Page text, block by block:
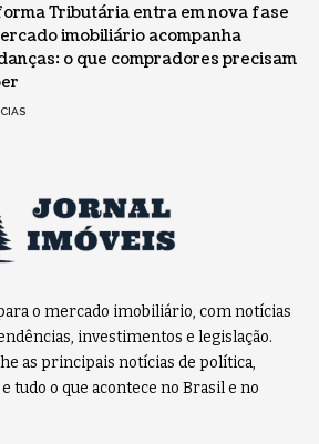
Tributária entra em nova fase
imobiliário acompanha
o que compradores precisam
o mercado imobiliário, com notícias
investimentos e legislação.
as principais notícias de política,
tudo o que acontece no Brasil e no